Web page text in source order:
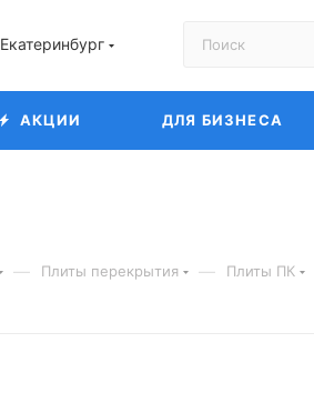
Екатеринбург
АКЦИИ ДЛЯ БИЗНЕСА
— Плиты перекрытия — Плиты ПК